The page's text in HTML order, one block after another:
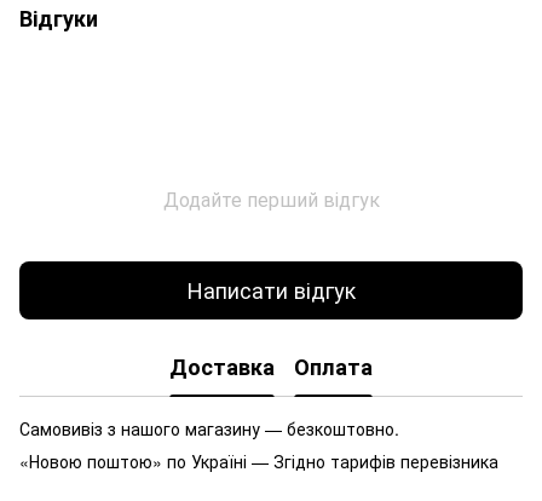
Відгуки
Додайте перший відгук
Написати відгук
Доставка Оплата
Самовивіз з нашого магазину — безкоштовно.
«Новою поштою» по Україні — Згідно тарифів перевізника